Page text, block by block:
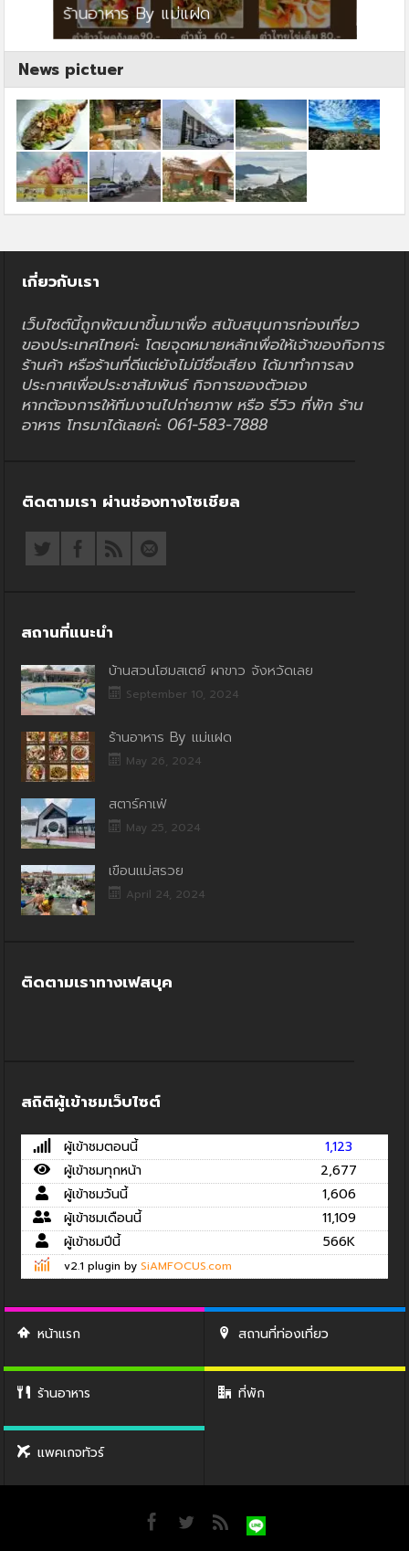
ร้านอาหาร By แม่แฝด
News pictuer
เกี่ยวกับเรา
เว็บไซต์นี้ถูกพัฒนาขึ้นมาเพื่อ สนับสนุนการท่องเที่ยว
ของประเทศไทยค่ะ โดยจุดหมายหลักเพื่อให้เจ้าของกิจการ
ร้านค้า หรือร้านที่ดีแต่ยังไม่มีชื่อเสียง ได้มาทำการลง
ประกาศเพื่อประชาสัมพันธ์ กิจการของตัวเอง
หากต้องการให้ทีมงานไปถ่ายภาพ หรือ รีวิว ที่พัก ร้าน
อาหาร โทรมาได้เลยค่ะ 061-583-7888
ติดตามเรา ผ่านช่องทางโซเชียล
สถานที่แนะนำ
บ้านสวนโฮมสเตย์ ผาขาว จังหวัดเลย
September 10, 2024
ร้านอาหาร By แม่แฝด
May 26, 2024
สตาร์คาเฟ่
May 25, 2024
เขื่อนแม่สรวย
April 24, 2024
ติดตามเราทางเฟสบุค
สถิติผู้เข้าชมเว็บไซต์
ผู้เข้าชมตอนนี้
1,123
ผู้เข้าชมทุกหน้า
2,677
ผู้เข้าชมวันนี้
1,606
ผู้เข้าชมเดือนนี้
11,109
ผู้เข้าชมปีนี้
566K
v2.1 plugin by SiAMFOCUS.com
หน้าแรก สถานที่ท่องเที่ยว
ร้านอาหาร ที่พัก
แพคเกจทัวร์